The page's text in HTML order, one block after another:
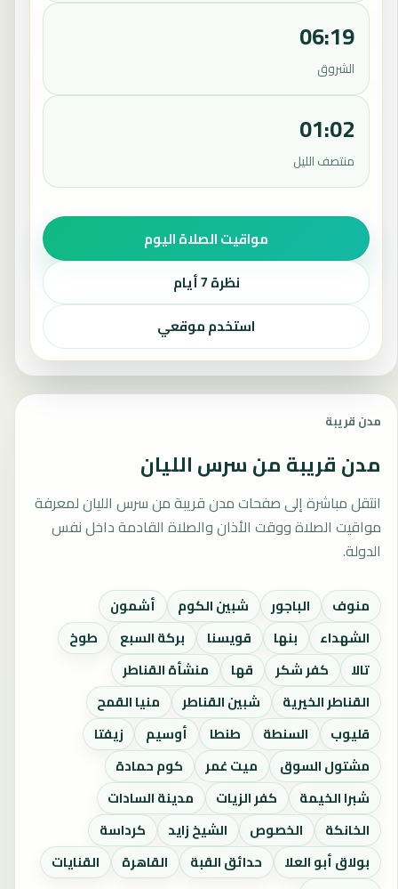
06:19
الشروق
01:02
منتصف الليل
مواقيت الصلاة اليوم
نظرة 7 أيام
استخدم موقعي
مدن قريبة
مدن قريبة من سرس الليان
انتقل مباشرة إلى صفحات مدن قريبة من سرس الليان لمعرفة
مواقيت الصلاة ووقت الأذان والصلاة القادمة داخل نفس
الدولة.
منوف الباجور شبين الكوم
أشمون
الشهداء
بنها قويسنا بركة السبع
طوخ
تالا
كفر شكر قها
منشأة القناطر
القناطر الخيرية
شبين القناطر
منيا القمح
قليوب
السنطة طنطا أوسيم
زيفتا
مشتول السوق
ميت غمر
كوم حمادة
شبرا الخيمة
كفر الزيات
مدينة السادات
الخانكة
الخصوص الشيخ زايد
كرداسة
بولاق أبو العلا
حدائق القبة القاهرة
القنايات